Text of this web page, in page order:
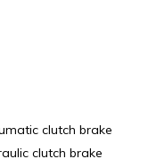
clutch brake
clutch brake